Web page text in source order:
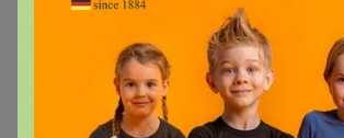
В набор входит:
Наждачная бумага
Подробная инструкция